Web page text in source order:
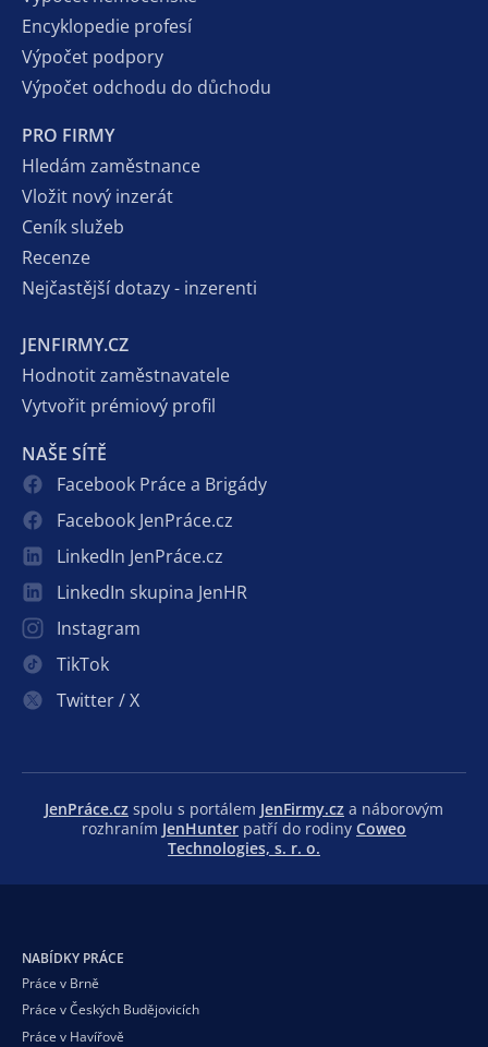
Encyklopedie profesí
Výpočet podpory
Výpočet odchodu do důchodu
PRO FIRMY
Hledám zaměstnance
Vložit nový inzerát
Ceník služeb
Recenze
Nejčastější dotazy - inzerenti
JENFIRMY.CZ
Hodnotit zaměstnavatele
Vytvořit prémiový profil
NAŠE SÍTĚ
Facebook Práce a Brigády
Facebook JenPráce.cz
LinkedIn JenPráce.cz
LinkedIn skupina JenHR
Instagram
TikTok
Twitter / X
JenPráce.cz spolu s portálem JenFirmy.cz a náborovým
rozhraním JenHunter patří do rodiny Coweo
Technologies, s. r. o.
NABÍDKY PRÁCE
Práce v Brně
Práce v Českých Budějovicích
Práce v Havířově